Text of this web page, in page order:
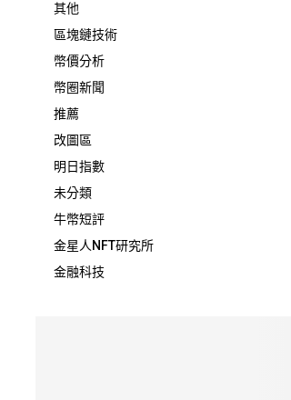
其他
區塊鏈技術
幣價分析
幣圈新聞
推薦
改圖區
明日指數
未分類
牛幣短評
金星人NFT研究所
金融科技